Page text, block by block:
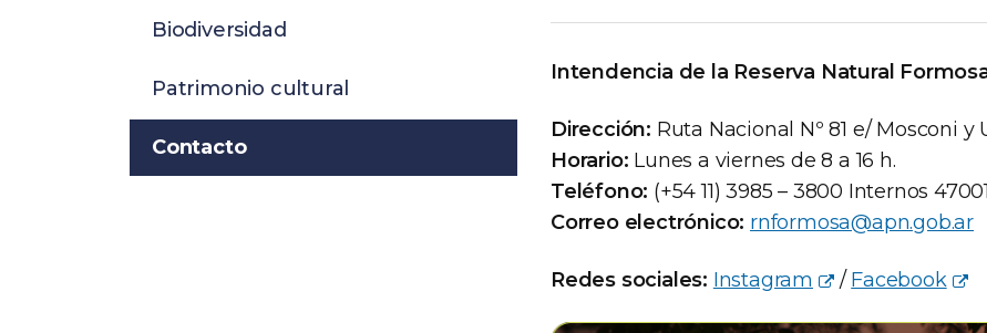
Intendencia de la Reserva Natural
Dirección: Ruta Nacional Nº 81 e/ Mosconi y
Horario: Lunes a viernes de 8 a 16 h.
Teléfono: (+54 11) 3985 – 3800 Internos
Correo electrónico: rnformosa@apn.gob.ar
Redes sociales: Instagram / Facebook
Biodiversidad
Patrimonio cultural
Contacto